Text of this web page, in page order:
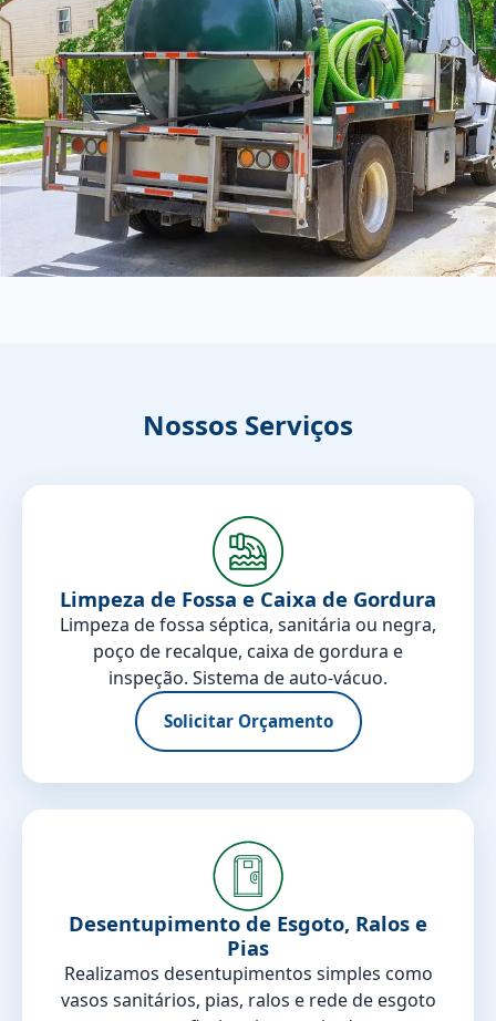
Nossos Serviços
Limpeza de Fossa e Caixa de Gordura
Limpeza de fossa séptica, sanitária ou negra,
poço de recalque, caixa de gordura e
inspeção. Sistema de auto-vácuo.
Solicitar Orçamento
Desentupimento de Esgoto, Ralos e
Pias
Realizamos desentupimentos simples como
vasos sanitários, pias, ralos e rede de esgoto